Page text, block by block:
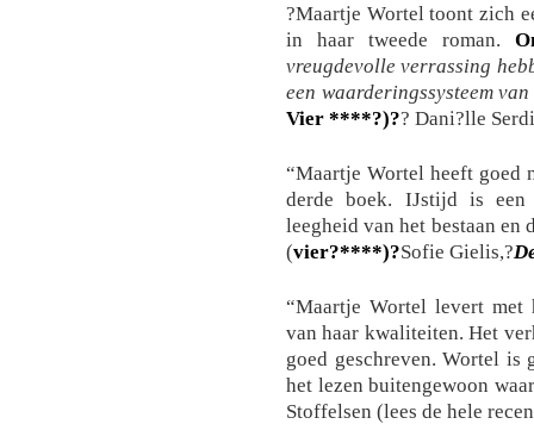
?Maartje Wortel toont zich
in haar tweede roman.
vreugdevolle verrassing
een waarderingssysteem
Vier ****?)?? Dani?lle
“Maartje Wortel heeft goed
derde boek. IJstijd is een
leegheid van het bestaan
(vier?****)?Sofie Gielis,?
“Maartje Wortel levert met
van haar kwaliteiten. Het
goed geschreven. Wortel
het lezen buitengewoon
Stoffelsen (lees de hele